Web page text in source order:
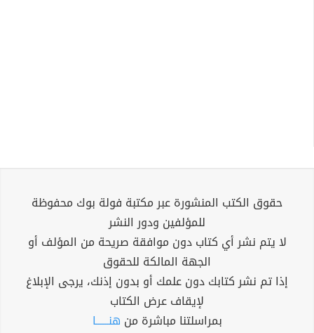
حقوق الكتب المنشورة عبر مكتبة فولة بوك محفوظة
للمؤلفين ودور النشر
لا يتم نشر أي كتاب دون موافقة صريحة من المؤلف أو
الجهة المالكة للحقوق
إذا تم نشر كتابك دون علمك أو بدون إذنك، يرجى الإبلاغ
لإيقاف عرض الكتاب
بمراسلتنا مباشرة من هنــــــا